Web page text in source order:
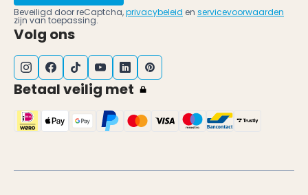
Beveiligd door reCaptcha,privacybeleid en servicevoorwaarden
zijn van toepassing.
Volg ons
Betaal veilig met